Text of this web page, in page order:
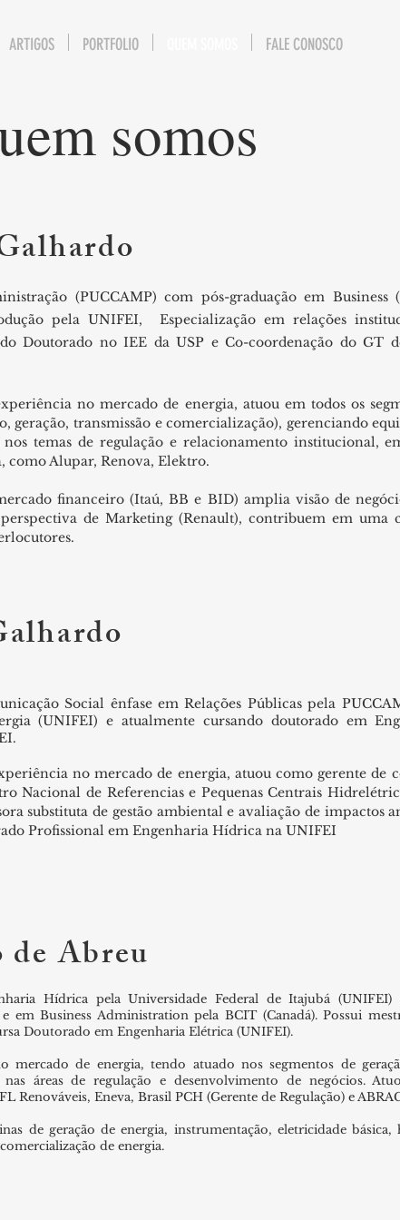
ARTIGOS PORTFOLIO FALE CONOSCO
somos
(PUCCAMP) com pós-graduação em Business
pela UNIFEI, Especialização em relações
Doutorado no IEE da USP e Co-coordenação do GT
no mercado de energia, atuou em todos os
geração, transmissão e comercialização), gerenciando
temas de regulação e relacionamento institucional,
como Alupar, Renova, Elektro.
financeiro (Itaú, BB e BID) amplia visão de
de Marketing (Renault), contribuem em uma
Social ênfase em Relações Públicas pela
(UNIFEI) e atualmente cursando doutorado em
no mercado de energia, atuou como gerente de
Nacional de Referencias e Pequenas Centrais
substituta de gestão ambiental e avaliação de impactos
Profissional em Engenharia Hídrica na UNIFEI
Abreu
Hídrica pela Universidade Federal de Itajubá (UNIFEI)
em Business Administration pela BCIT (Canadá). Possui
Doutorado em Engenharia Elétrica (UNIFEI).
mercado de energia, tendo atuado nos segmentos de
nas áreas de regulação e desenvolvimento de negócios.
Renováveis, Eneva, Brasil PCH (Gerente de Regulação) e
de geração de energia, instrumentação, eletricidade básica,
de energia.